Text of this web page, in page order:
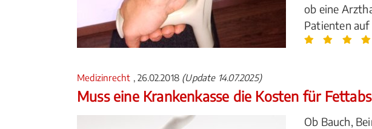
ob eine
Patienten auf
Medizinrecht , 26.02.2018 (Update 14.07.2025)
Muss eine Krankenkasse die Kosten für
Ob Bauch,